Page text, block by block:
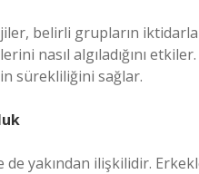
belirli grupların
nasıl algıladığını etkiler.
sürekliliğini sağlar.
yakından ilişkilidir.